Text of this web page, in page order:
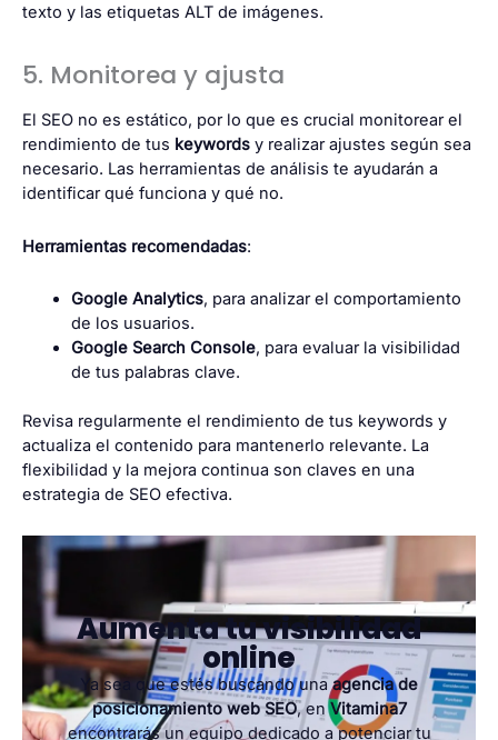
texto y las etiquetas ALT de imágenes.
5. Monitorea y ajusta
El SEO no es estático, por lo que es crucial monitorear el
rendimiento de tus keywords y realizar ajustes según sea
necesario. Las herramientas de análisis te ayudarán a
identificar qué funciona y qué no.
Herramientas recomendadas:
Google Analytics, para analizar el comportamiento
de los usuarios.
Google Search Console, para evaluar la visibilidad
de tus palabras clave.
Revisa regularmente el rendimiento de tus keywords y
actualiza el contenido para mantenerlo relevante. La
flexibilidad y la mejora continua son claves en una
estrategia de SEO efectiva.
Aumenta tu visibilidad
online
Ya sea que estés buscando unaagencia de
posicionamiento web SEO, enVitamina7
encontrarás un equipo dedicado a potenciar tu